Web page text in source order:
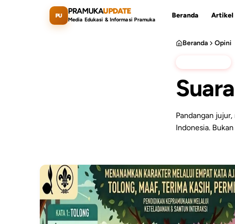
Lewati ke konten utama
PU PRAMUKAUPDATE
Media Edukasi & Informasi Pramuka
Beranda Artikel
Beranda Opini
Pandangan
Indonesia.